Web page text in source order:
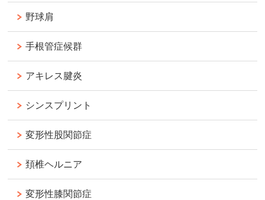
野球肩
手根管症候群
アキレス腱炎
シンスプリント
変形性股関節症
頚椎ヘルニア
変形性膝関節症